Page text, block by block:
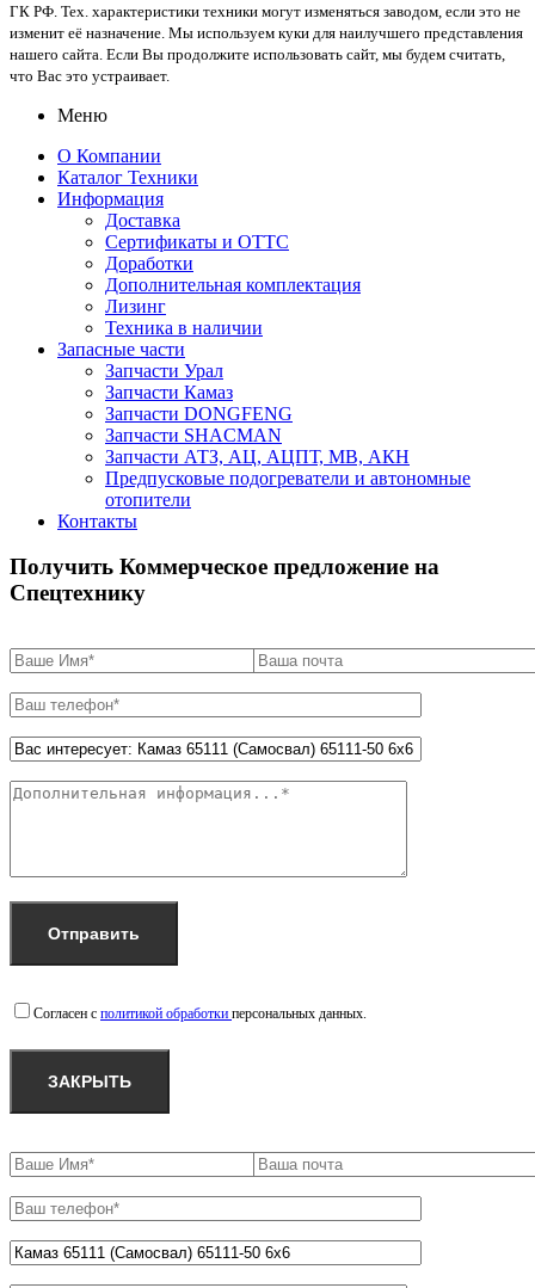
ГК РФ. Тех. характеристики техники могут изменяться заводом, если это не
изменит её назначение. Мы используем куки для наилучшего представления
нашего сайта. Если Вы продолжите использовать сайт, мы будем считать,
что Вас это устраивает.
Меню
О Компании
Каталог Техники
Информация
Доставка
Сертификаты и ОТТС
Доработки
Дополнительная комплектация
Лизинг
Техника в наличии
Запасные части
Запчасти Урал
Запчасти Камаз
Запчасти DONGFENG
Запчасти SHACMAN
Запчасти АТЗ, АЦ, АЦПТ, МВ, АКН
Предпусковые подогреватели и автономные
отопители
Контакты
Получить Коммерческое предложение на
Спецтехнику
Согласен с политикой обработки персональных данных.
ЗАКРЫТЬ